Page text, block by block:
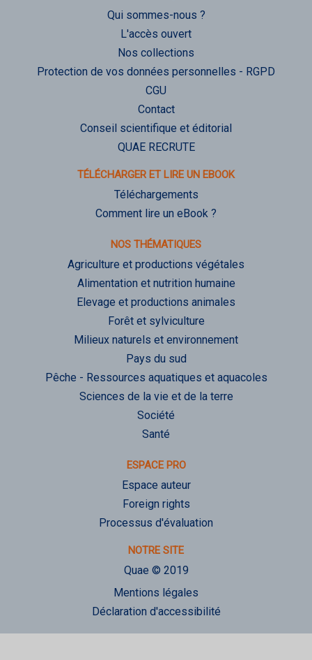
Qui sommes-nous ?
L'accès ouvert
Nos collections
Protection de vos données personnelles - RGPD
CGU
Contact
Conseil scientifique et éditorial
QUAE RECRUTE
TÉLÉCHARGER ET LIRE UN EBOOK
Téléchargements
Comment lire un eBook ?
NOS THÉMATIQUES
Agriculture et productions végétales
Alimentation et nutrition humaine
Elevage et productions animales
Forêt et sylviculture
Milieux naturels et environnement
Pays du sud
Pêche - Ressources aquatiques et aquacoles
Sciences de la vie et de la terre
Société
Santé
ESPACE PRO
Espace auteur
Foreign rights
Processus d'évaluation
NOTRE SITE
Quae © 2019
Mentions légales
Déclaration d'accessibilité